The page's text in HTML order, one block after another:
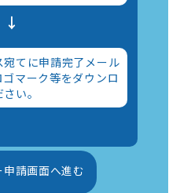
↓
てに申請完了メール
マーク等をダウンロ
い。
請画面へ進む